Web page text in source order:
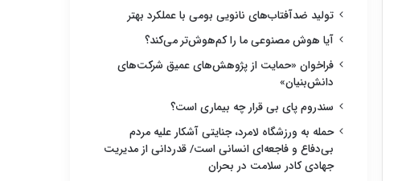
تولید ضدآفتاب‌های نانویی بومی با عملکرد بهتر
آیا هوش مصنوعی ما را کم‌هوش‌تر می‌کند؟
فراخوان «حمایت از پژوهش‌های عمیق شرکت‌های
دانش‌بنیان»
سندروم پای بی قرار چه بیماری است؟
حمله به ورزشگاه لامرد، جنایتی آشکار علیه مردم
بی‌دفاع و فاجعه‌ای انسانی است/ قدردانی از مدیریت
جهادی کادر سلامت در بحران